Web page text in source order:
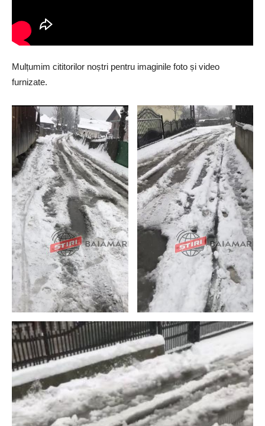
Mulțumim cititorilor noștri pentru imaginile foto și video
furnizate.